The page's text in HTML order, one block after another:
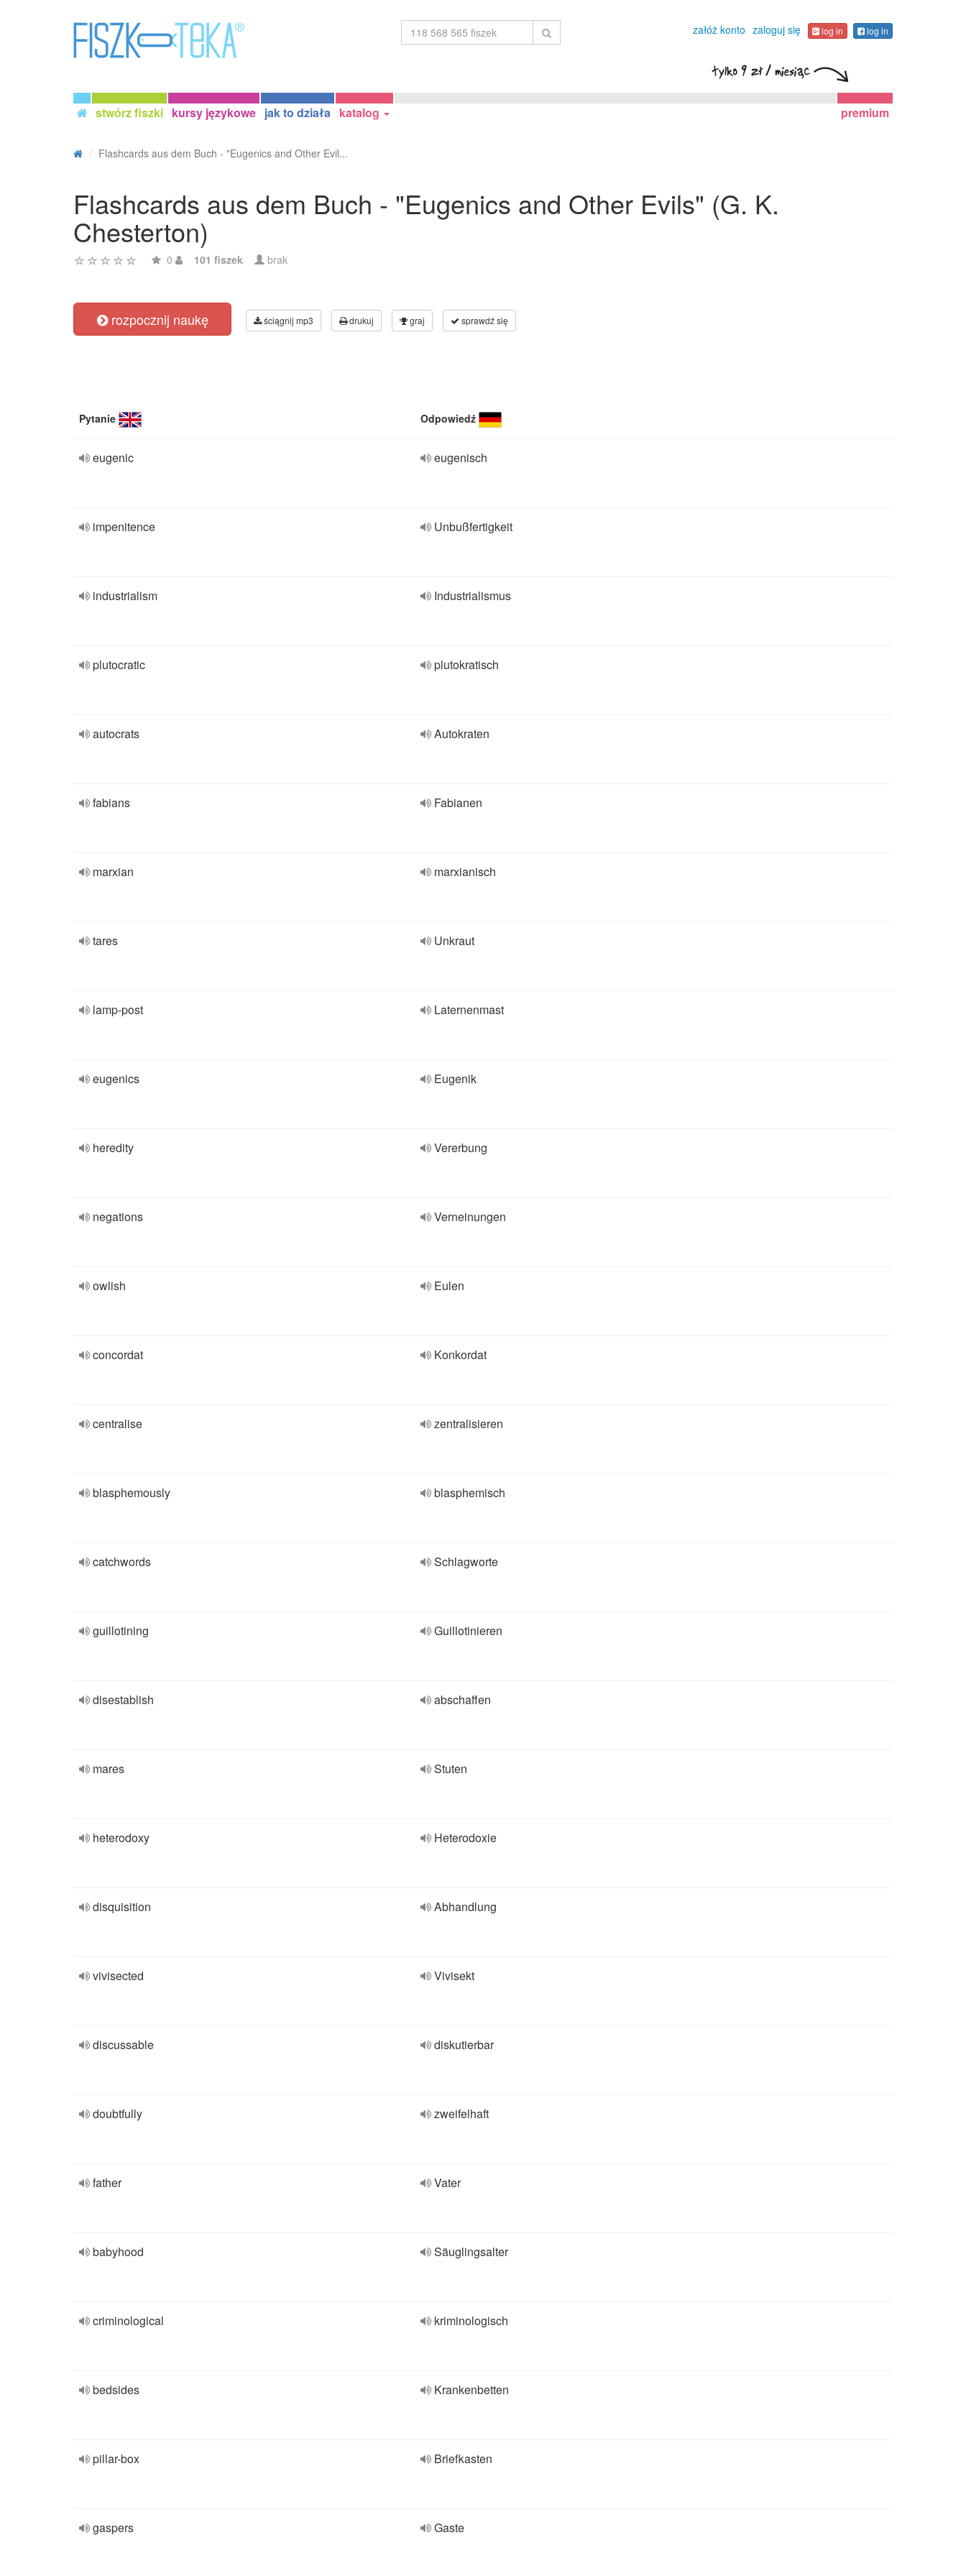
załóż konto zaloguj się log in log in
stwórz fiszki kursy językowe jak to działa katalog premium
Flashcards aus dem Buch - "Eugenics and Other Evil...
Flashcards aus dem Buch - "Eugenics and Other Evils" (G. K.
Chesterton)
0 101 fiszek brak
rozpocznij naukę ściągnij mp3 drukuj graj sprawdź się
Pytanie Odpowiedź
eugenic eugenisch
impenitence Unbußfertigkeit
industrialism Industrialismus
plutocratic plutokratisch
autocrats Autokraten
fabians Fabianen
marxian marxianisch
tares Unkraut
lamp-post Laternenmast
eugenics Eugenik
heredity Vererbung
negations Verneinungen
owlish Eulen
concordat Konkordat
centralise zentralisieren
blasphemously blasphemisch
catchwords Schlagworte
guillotining Guillotinieren
disestablish abschaffen
mares Stuten
heterodoxy Heterodoxie
disquisition Abhandlung
vivisected Vivisekt
discussable diskutierbar
doubtfully zweifelhaft
father Vater
babyhood Säuglingsalter
criminological kriminologisch
bedsides Krankenbetten
pillar-box Briefkasten
gaspers Gaste